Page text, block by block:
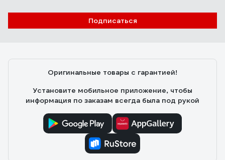
Подписаться
Оригинальные товары с гарантией!
Установите мобильное приложение, чтобы
информация по заказам всегда была под рукой